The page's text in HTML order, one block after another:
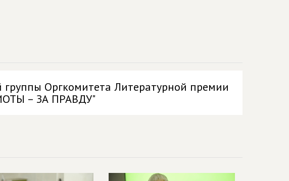
группы Оргкомитета Литературной премии
– ЗА ПРАВДУ"